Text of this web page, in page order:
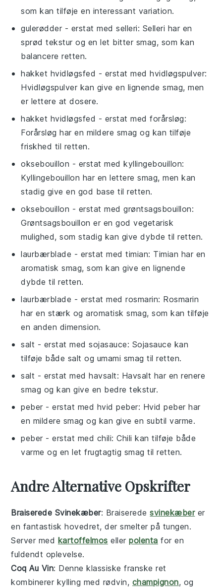
som kan tilføje en interessant variation.
gulerødder - erstat medselleri: Selleri har en
sprød tekstur og en let bitter smag, som kan
balancere retten.
hakket hvidløgsfed - erstat medhvidløgspulver:
Hvidløgspulver kan give en lignende smag, men
er lettere at dosere.
hakket hvidløgsfed - erstat medforårsløg:
Forårsløg har en mildere smag og kan tilføje
friskhed til retten.
oksebouillon - erstat medkyllingebouillon:
Kyllingebouillon har en lettere smag, men kan
stadig give en god base til retten.
oksebouillon - erstat medgrøntsagsbouillon:
Grøntsagsbouillon er en god vegetarisk
mulighed, som stadig kan give dybde til retten.
laurbærblade - erstat medtimian: Timian har en
aromatisk smag, som kan give en lignende
dybde til retten.
laurbærblade - erstat medrosmarin: Rosmarin
har en stærk og aromatisk smag, som kan tilføje
en anden dimension.
salt - erstat medsojasauce: Sojasauce kan
tilføje både salt og umami smag til retten.
salt - erstat medhavsalt: Havsalt har en renere
smag og kan give en bedre tekstur.
peber - erstat med hvid peber: Hvid peber har
en mildere smag og kan give en subtil varme.
peber - erstat med chili: Chili kan tilføje både
varme og en let frugtagtig smag til retten.
Andre Alternative Opskrifter
Braiserede Svinekæber: Braiseredesvinekæberer
en fantastiskhovedret, der smelter på tungen.
Server med kartoffelmos ellerpolenta for en
fuldendt oplevelse.
Coq Au Vin: Denne klassiske franskeret
kombinerer kylling med rødvin, champignon, og